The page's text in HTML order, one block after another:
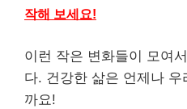
작해 보세요!
이런 작은 변화들이 모여
다. 건강한 삶은 언제나 우
까요!